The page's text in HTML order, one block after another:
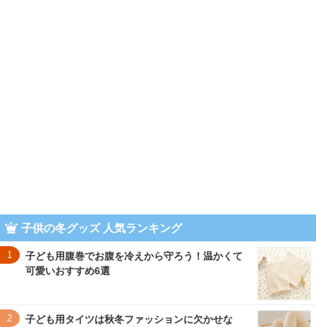
子供の冬グッズ 人気ランキング
1
子ども用腹巻でお腹を冷えから守ろう！温かくて
可愛いおすすめ6選
2
子ども用タイツは秋冬ファッションに欠かせな